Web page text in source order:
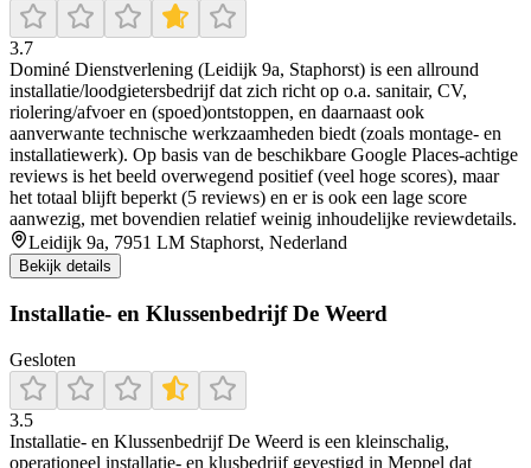
3.7
Dominé Dienstverlening (Leidijk 9a, Staphorst) is een allround
installatie/loodgietersbedrijf dat zich richt op o.a. sanitair, CV,
riolering/afvoer en (spoed)ontstoppen, en daarnaast ook
aanverwante technische werkzaamheden biedt (zoals montage- en
installatiewerk). Op basis van de beschikbare Google Places-achtige
reviews is het beeld overwegend positief (veel hoge scores), maar
het totaal blijft beperkt (5 reviews) en er is ook een lage score
aanwezig, met bovendien relatief weinig inhoudelijke reviewdetails.
Leidijk 9a, 7951 LM Staphorst, Nederland
Bekijk details
Installatie- en Klussenbedrijf De Weerd
Gesloten
3.5
Installatie‑ en Klussenbedrijf De Weerd is een kleinschalig,
operationeel installatie‑ en klusbedrijf gevestigd in Meppel dat